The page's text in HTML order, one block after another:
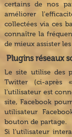
certains de nos
améliorer
collectées via ces
connaître la
de mieux assister
Plugins réseaux
Le site utilise des
Twitter (ci-après
l’utilisateur est
site, Facebook
utilisateur
bouton de partage.
Si l’utilisateur